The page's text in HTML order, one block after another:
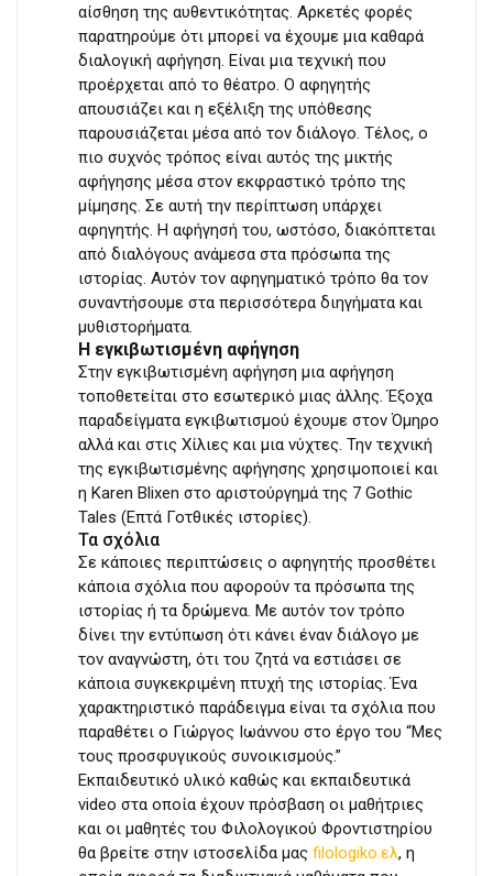
αίσθηση της αυθεντικότητας. Αρκετές φορές
παρατηρούμε ότι μπορεί να έχουμε μια καθαρά
διαλογική αφήγηση. Είναι μια τεχνική που
προέρχεται από το θέατρο. Ο αφηγητής
απουσιάζει και η εξέλιξη της υπόθεσης
παρουσιάζεται μέσα από τον διάλογο. Τέλος, ο
πιο συχνός τρόπος είναι αυτός της μικτής
αφήγησης μέσα στον εκφραστικό τρόπο της
μίμησης. Σε αυτή την περίπτωση υπάρχει
αφηγητής. Η αφήγησή του, ωστόσο, διακόπτεται
από διαλόγους ανάμεσα στα πρόσωπα της
ιστορίας. Αυτόν τον αφηγηματικό τρόπο θα τον
συναντήσουμε στα περισσότερα διηγήματα και
μυθιστορήματα.
Η εγκιβωτισμένη αφήγηση
Στην εγκιβωτισμένη αφήγηση μια αφήγηση
τοποθετείται στο εσωτερικό μιας άλλης. Έξοχα
παραδείγματα εγκιβωτισμού έχουμε στον Όμηρο
αλλά και στις Χίλιες και μια νύχτες. Την τεχνική
της εγκιβωτισμένης αφήγησης χρησιμοποιεί και
η Karen Blixen στο αριστούργημά της 7 Gothic
Tales (Επτά Γοτθικές ιστορίες).
Τα σχόλια
Σε κάποιες περιπτώσεις ο αφηγητής προσθέτει
κάποια σχόλια που αφορούν τα πρόσωπα της
ιστορίας ή τα δρώμενα. Με αυτόν τον τρόπο
δίνει την εντύπωση ότι κάνει έναν διάλογο με
τον αναγνώστη, ότι του ζητά να εστιάσει σε
κάποια συγκεκριμένη πτυχή της ιστορίας. Ένα
χαρακτηριστικό παράδειγμα είναι τα σχόλια που
παραθέτει ο Γιώργος Ιωάννου στο έργο του “Μες
τους προσφυγικούς συνοικισμούς.”
Εκπαιδευτικό υλικό καθώς και εκπαιδευτικά
video στα οποία έχουν πρόσβαση οι μαθήτριες
και οι μαθητές του Φιλολογικού Φροντιστηρίου
θα βρείτε στην ιστοσελίδα μας filologiko.ελ, η